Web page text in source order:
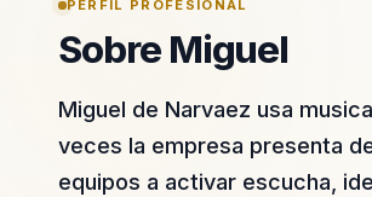
PERFIL PROFESIONAL
Sobre Miguel
Miguel de Narvaez usa
veces la empresa presenta
equipos a activar escucha,